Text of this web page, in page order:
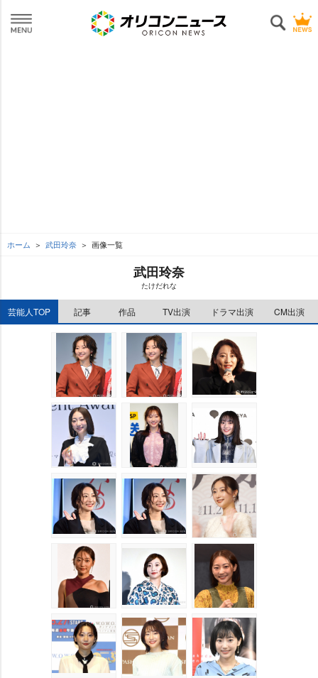
ホーム 武田玲奈 画像一覧
武田玲奈
たけだれな
芸能人TOP 記事 作品 TV出演 ドラマ出演 CM出演